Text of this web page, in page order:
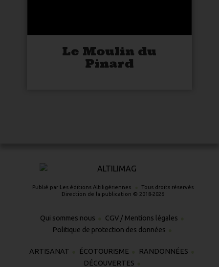
Le Moulin du
Pinard
Publié par Les éditions Altiligériennes
Tous droits réservés
Direction de la publication © 2018-2026
Qui sommes nous
CGV / Mentions légales
Politique de protection des données
ARTISANAT ÉCOTOURISME
RANDONNÉES
DÉCOUVERTES